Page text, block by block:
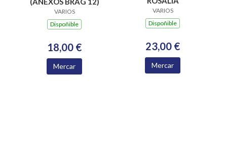
VARIOS
Dispoñible
18,00 €
Mercar
VARIOS
Dispoñible
23,00 €
Mercar